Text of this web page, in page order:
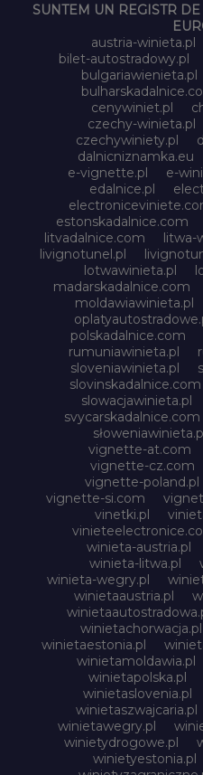
SUNTEM UN REGISTR
austria-winieta.pl
bilet-autostradowy.pl
bulgariawienieta.pl
cenywiniet.pl
czechy-winieta.pl
czechywiniety.pl
dalnicniznamka.eu
e-vignette.pl
e-
edalnice.pl
estonskadalnice.com
litvadalnice.com
litwa-
livignotunel.pl
lotwawinieta.pl
madarskadalnice.com
moldawiawinieta.pl
polskadalnice.com
rumuniawinieta.pl
sloveniawinieta.pl
slovinskadalnice.com
slowacjawinieta.pl
svycarskadalnice.com
vignette-at.com
vignette-cz.com
vignette-poland.pl
vignette-si.com
vinetki.pl
winieta-austria.pl
winieta-litwa.pl
winieta-wegry.pl
winietaaustria.pl
winietachorwacja.pl
winietaestonia.pl
winietamoldawia.pl
winietapolska.pl
winietaslovenia.pl
winietaszwajcaria.pl
winietawegry.pl
winietydrogowe.pl
winietyestonia.pl